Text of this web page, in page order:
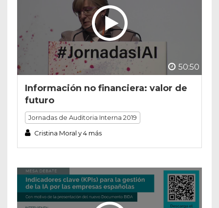
50:50
Información no financiera: valor de
futuro
Jornadas de Auditoria Interna 2019
Cristina Moral y 4 más